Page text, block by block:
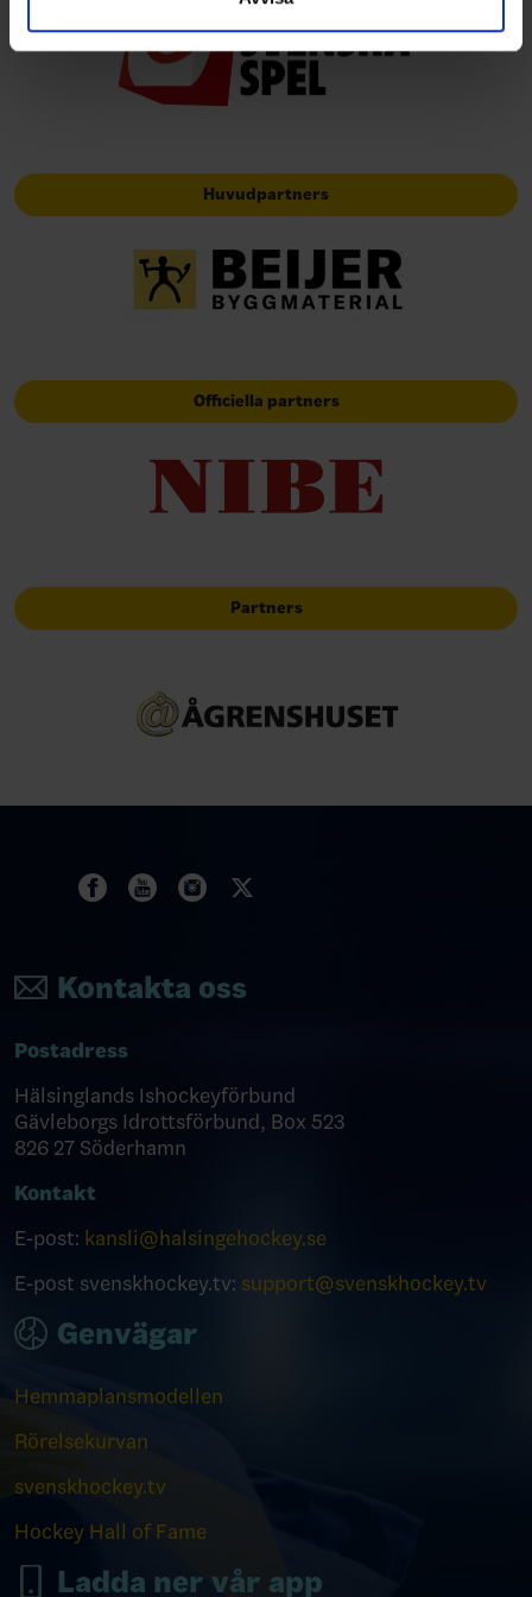
Huvudpartners
Officiella partners
Partners
Kontakta oss
Postadress
Hälsinglands Ishockeyförbund
Gävleborgs Idrottsförbund, Box 523
826 27 Söderhamn
Kontakt
E-post: kansli@halsingehockey.se
E-post svenskhockey.tv: support@svenskhockey.tv
Genvägar
Hemmaplansmodellen
Rörelsekurvan
svenskhockey.tv
Hockey Hall of Fame
Ladda ner vår app